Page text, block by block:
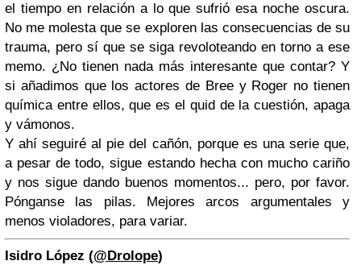
el tiempo en relación a lo que sufrió esa noche oscura.
No me molesta que se exploren las consecuencias de su
trauma, pero sí que se siga revoloteando en torno a ese
memo. ¿No tienen nada más interesante que contar? Y
si añadimos que los actores de Bree y Roger no tienen
química entre ellos, que es el quid de la cuestión, apaga
y vámonos.
Y ahí seguiré al pie del cañón, porque es una serie que,
a pesar de todo, sigue estando hecha con mucho cariño
y nos sigue dando buenos momentos... pero, por favor.
Pónganse las pilas. Mejores arcos argumentales y
menos violadores, para variar.
Isidro López (@Drolope)